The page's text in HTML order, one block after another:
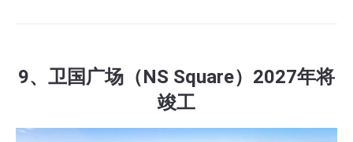
9、卫国广场（NS Square）2027年将
竣工